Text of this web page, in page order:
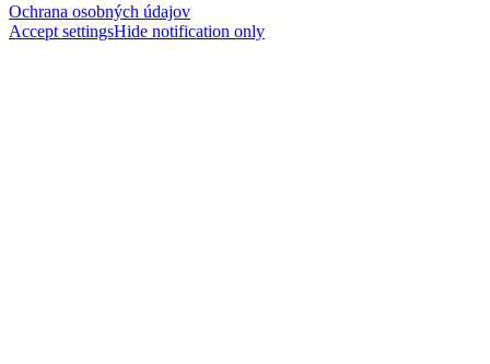
Ochrana osobných údajov
Accept settingsHide notification only